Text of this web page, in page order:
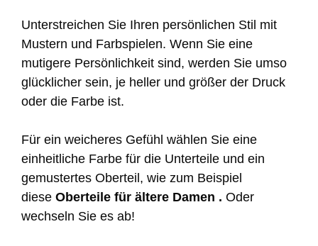
Unterstreichen Sie Ihren persönlichen Stil mit
Mustern und Farbspielen. Wenn Sie eine
mutigere Persönlichkeit sind, werden Sie umso
glücklicher sein, je heller und größer der Druck
oder die Farbe ist.
Für ein weicheres Gefühl wählen Sie eine
einheitliche Farbe für die Unterteile und ein
gemustertes Oberteil, wie zum Beispiel
diese Oberteile für ältere Damen . Oder
wechseln Sie es ab!